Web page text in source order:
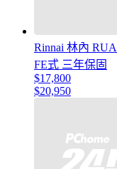
Rinnai 林內
FE式 三年保固
$17,800
$20,950